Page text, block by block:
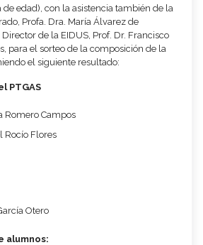
de edad), con la asistencia también de la
Profa. Dra. María Álvarez de
de la EIDUS, Prof. Dr. Francisco
para el sorteo de la composición de la
el siguiente resultado:
PTGAS
Romero Campos
Rocío Flores
Otero
alumnos: